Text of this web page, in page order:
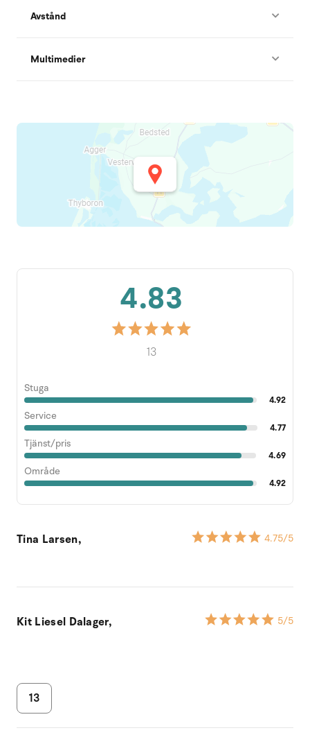
Avstånd
Multimedier
4.83
13
Stuga
4.92
Service
4.77
Tjänst/pris
4.69
Område
4.92
Tina Larsen, 4.75/5
Kit Liesel Dalager, 5/5
13